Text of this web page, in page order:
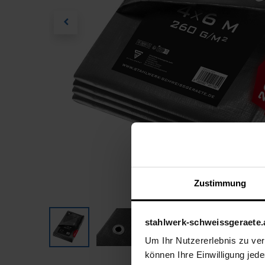
Zustimmung
stahlwerk-
Um Ihr Nutzererlebnis zu
können Ihre Einwilligung